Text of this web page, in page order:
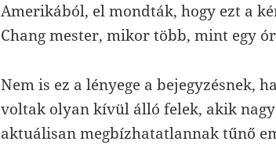
Amerikából, el mondták, hogy ezt a
Chang mester, mikor több, mint egy
Nem is ez a lényege a bejegyzésnek,
voltak olyan kívül álló felek, akik
aktuálisan megbízhatatlannak tűnő